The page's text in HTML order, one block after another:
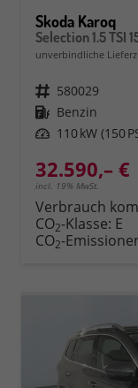
Skoda Karoq
Selection 1.5 TSI
unverbindliche
Fahrzeugnr. 580029
Kraftstoff Benzin
Leistung 110 kW (150
32.590,– €
incl. 19% MwSt.
Verbrauch
CO2-Klasse: E
CO2-